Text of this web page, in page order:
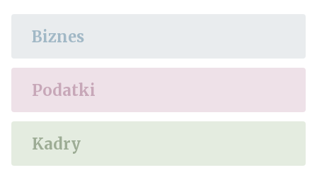
Biznes
Podatki
Kadry